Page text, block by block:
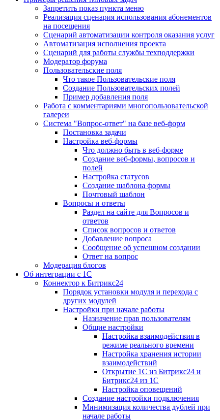
Запретить показ пункта меню
Реализация сценария использования абонементов
на посещения
Сценарий автоматизации контроля оказания услуг
Автоматизация исполнения проекта
Сценарий для работы службы техподдержки
Модератор форума
Пользовательские поля
Что такое Пользовательские поля
Создание Пользовательских полей
Пример добавления поля
Работа с комментариями многопользовательской
галереи
Система "Вопрос-ответ" на базе веб-форм
Постановка задачи
Настройка веб-формы
Что должно быть в веб-форме
Создание веб-формы, вопросов и
полей
Настройка статусов
Создание шаблона формы
Почтовый шаблон
Вопросы и ответы
Раздел на сайте для Вопросов и
ответов
Список вопросов и ответов
Добавление вопроса
Сообщение об успешном создании
Ответ на вопрос
Модерация блогов
Об интеграции с 1С
Коннектор к Битрикс24
Порядок установки модуля и перехода с
других модулей
Настройки при начале работы
Назначение прав пользователям
Общие настройки
Настройка взаимодействия в
режиме реального времени
Настройка хранения истории
взаимодействий
Открытие 1С из Битрикс24 и
Битрикс24 из 1С
Настройка оповещений
Создание настройки подключения
Минимизация количества дублей при
начале работы